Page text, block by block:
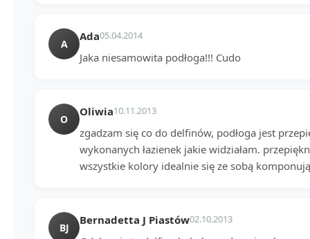
A
Ada05.04.2014
Jaka niesamowita podłoga!!! Cudo
O
Oliwia10.11.2013
zgadzam się co do delfinów, podłoga jest
wykonanych łazienek jakie widziałam.
wszystkie kolory idealnie się ze sobą
BJ
Bernadetta J Piastów02.10.2013